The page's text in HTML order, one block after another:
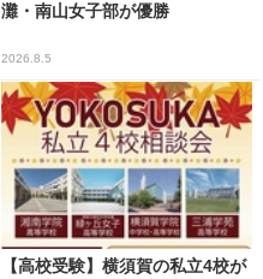
灘・南山女子部が優勝
2026.8.5
【高校受験】横須賀の私立4校が